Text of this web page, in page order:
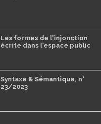
Les formes de l'injonction
écrite dans l'espace public
Syntaxe & Sémantique, n°
23/2023